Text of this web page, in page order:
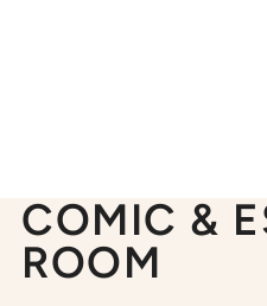
COMIC &
ROOM